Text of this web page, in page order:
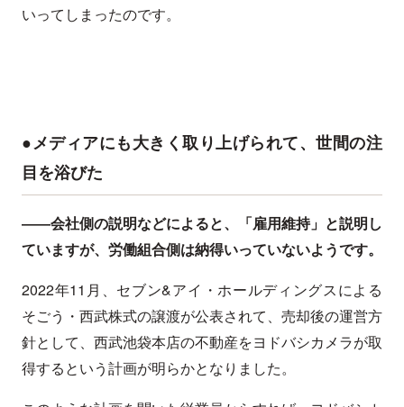
いってしまったのです。
●メディアにも大きく取り上げられて、世間の注
目を浴びた
――会社側の説明などによると、「雇用維持」と説明し
ていますが、労働組合側は納得いっていないようです。
2022年11月、セブン&アイ・ホールディングスによる
そごう・西武株式の譲渡が公表されて、売却後の運営方
針として、西武池袋本店の不動産をヨドバシカメラが取
得するという計画が明らかとなりました。